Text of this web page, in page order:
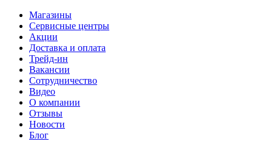
Магазины
Сервисные центры
Акции
Доставка и оплата
Трейд-ин
Вакансии
Сотрудничество
Видео
О компании
Отзывы
Новости
Блог